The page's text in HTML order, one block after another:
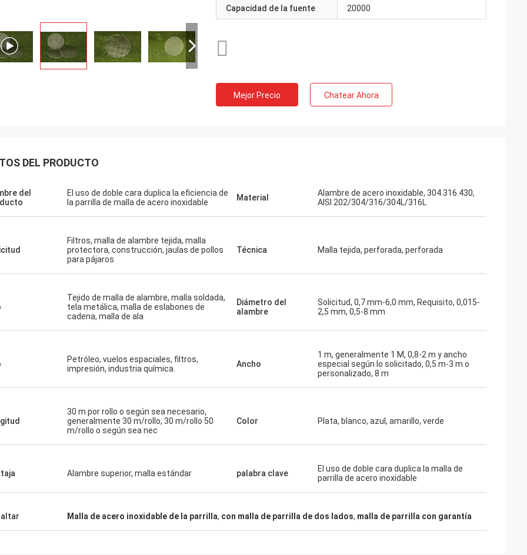
Capacidad de la fuente 20000
Mejor Precio Chatear Ahora
DEL PRODUCTO
del
El uso de doble cara duplica la eficiencia de
la parrilla de malla de acero inoxidable
Material
Alambre de acero inoxidable, 304.316.430,
AISI 202/304/316/304L/316L
Filtros, malla de alambre tejida, malla
protectora, construcción, jaulas de pollos
para pájaros
Técnica Malla tejida, perforada, perforada
Tejido de malla de alambre, malla soldada,
tela metálica, malla de eslabones de
cadena, malla de ala
Diámetro del
alambre
Solicitud, 0,7 mm-6,0 mm, Requisito, 0,015-
2,5 mm, 0,5-8 mm
Petróleo, vuelos espaciales, filtros,
impresión, industria química.
Ancho
1 m, generalmente 1 M, 0,8-2 m y ancho
especial según lo solicitado, 0,5 m-3 m o
personalizado, 8 m
30 m por rollo o según sea necesario,
generalmente 30 m/rollo, 30 m/rollo 50
m/rollo o según sea nec
Color Plata, blanco, azul, amarillo, verde
Alambre superior, malla estándar palabra clave
El uso de doble cara duplica la malla de
parrilla de acero inoxidable
Malla de acero inoxidable de la parrilla, con malla de parrilla de dos lados, malla de parrilla con garantía